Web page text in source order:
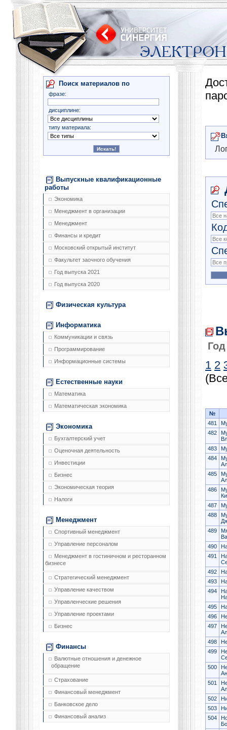
Поиск материалов по
фразе:
дисциплине:
типу материала:
Выпускные квалификационные
работы
Экономика
Менеджмент в организации
Менеджмент
Финансы и кредит
Московский открытый институт
Факультет заочного обучения
Год выпуска 2021
Год выпуска 2020
Физическая культура
Информатика
Коммуникации и связь
Программирование
Информационные системы
Естественные науки
Математика
Математическая экономика
Экономика
Бухгалтерский учет
Оценочная деятельность
Инвестиции
Бизнес
Экономическая теория
Налоги
Менеджмент
Спортивный менеджмент
Управление персоналом
Менеджмент в гостиничном и ресторанном
бизнесе
Стратегический менеджмент
Управление качеством
Управленческие решения
Управление проектами
Бизнес
Финансы
Валютные отношения и денежное
обращение
Страхование
Финансовый менеджмент
Банковское дело
Финансовый анализ
1 2
№
481
482
483
484
485
486
487
488
489
490
491
492
493
494
495
496
497
498
499
500
501
502
503
504